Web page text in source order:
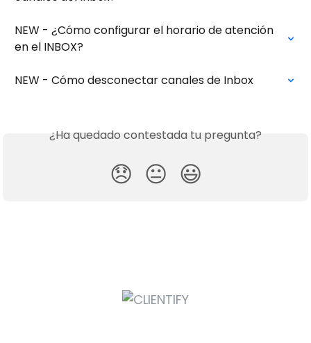
NEW - ¿Cómo configurar el horario de atención
en el INBOX?
NEW - Cómo desconectar canales de Inbox
¿Ha quedado contestada tu pregunta?
😞 😐 😃